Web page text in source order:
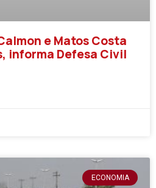
e Matos Costa
informa Defesa Civil
ECONOMIA